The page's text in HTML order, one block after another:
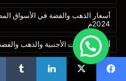
2024م
أسعار العملات الأجنبية والذهب والفضة
مارس 2025م